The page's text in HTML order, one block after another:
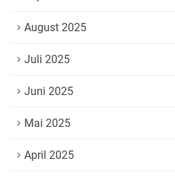
August 2025
Juli 2025
Juni 2025
Mai 2025
April 2025